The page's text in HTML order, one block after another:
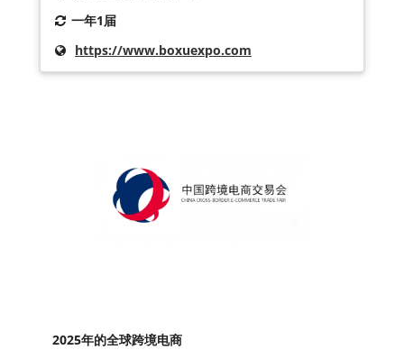
一年1届
https://www.boxuexpo.com
2025年的全球跨境电商